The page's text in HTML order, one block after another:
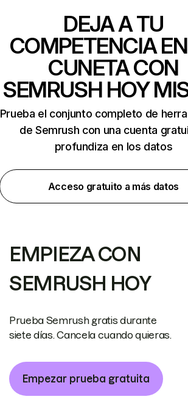
DEJA A TU
COMPETENCIA
CUNETA CON
SEMRUSH HOY
Prueba el conjunto completo de
de Semrush con una cuenta
profundiza en los datos
Acceso gratuito a más datos
EMPIEZA CON
SEMRUSH HOY
Prueba Semrush gratis durante
siete días. Cancela cuando quieras.
Empezar prueba gratuita